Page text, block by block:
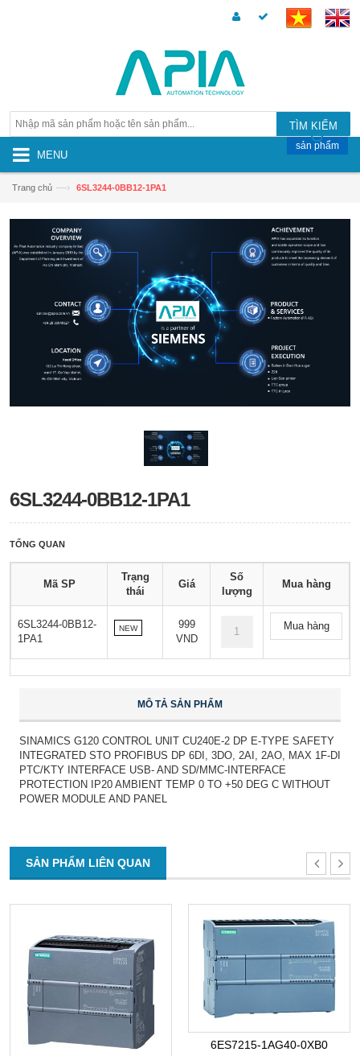
TÌM KIẾM
MENU
sản phẩm
Trang chủ —› 6SL3244-0BB12-1PA1
6SL3244-0BB12-1PA1
TỔNG QUAN
Mã SP
Trạng
thái
Giá
Số
lượng
Mua hàng
6SL3244-0BB12-
1PA1
NEW
999
VND
Mua hàng
MÔ TẢ SẢN PHẨM
SINAMICS G120 CONTROL UNIT CU240E-2 DP E-TYPE SAFETY
INTEGRATED STO PROFIBUS DP 6DI, 3DO, 2AI, 2AO, MAX 1F-DI
PTC/KTY INTERFACE USB- AND SD/MMC-INTERFACE
PROTECTION IP20 AMBIENT TEMP 0 TO +50 DEG C WITHOUT
POWER MODULE AND PANEL
SẢN PHẨM LIÊN QUAN
6ES7215-1AG40-0XB0